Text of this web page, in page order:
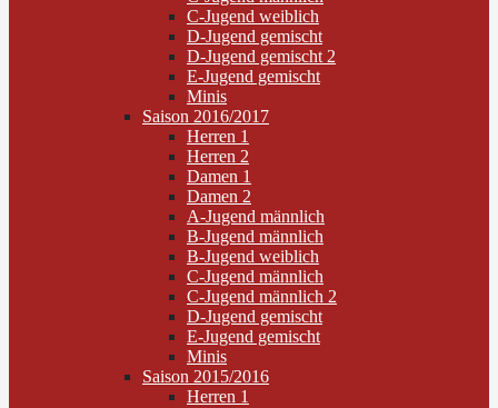
C-Jugend weiblich
D-Jugend gemischt
D-Jugend gemischt 2
E-Jugend gemischt
Minis
Saison 2016/2017
Herren 1
Herren 2
Damen 1
Damen 2
A-Jugend männlich
B-Jugend männlich
B-Jugend weiblich
C-Jugend männlich
C-Jugend männlich 2
D-Jugend gemischt
E-Jugend gemischt
Minis
Saison 2015/2016
Herren 1